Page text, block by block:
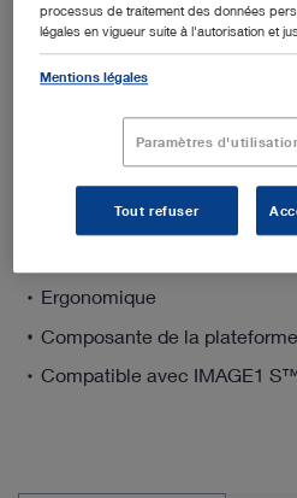
Détails liés au produit
Résolution 4K
Image claire et nette (en
modèles précédents)
Ergonomique
Composante de la
Compatible avec IMAGE1
processus de traitement des données
légales en vigueur suite à l'autorisation et
Mentions légales
Paramètres
Tout refuser